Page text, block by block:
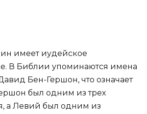
имеет иудейское
В Библии упоминаются имена
Бен-Гершон, что означает
был одним из трех
а Левий был одним из